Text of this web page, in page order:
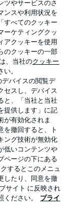
を管理する
ツやサービスのさ
ンスや利用状況を
すべてのクッキー
ーケティングクッ
アクッキーを使用
のクッキーの一部
、当社のクッキー
い。
デバイスの閲覧デ
セスし、デバイス
と、「当社と当社
提供します」に記
が有効化されま
を撤回すると、ト
ング技術が無効化
低いコンテンツや
ページの下にある
するとこのメニュ
したり、同意を撤
サイト に反映され
ください。
プライ